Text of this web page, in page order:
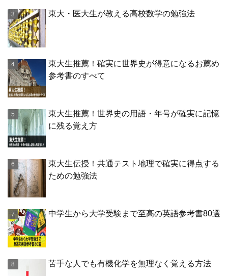
東大・医大生が教える高校数学の勉強法
東大生推薦！確実に世界史が得意になるお薦め
参考書のすべて
東大生推薦！世界史の用語・年号が確実に記憶
に残る覚え方
東大生伝授！共通テスト地理で確実に得点する
ための勉強法
中学生から大学受験まで至高の英語参考書80選
苦手な人でも有機化学を無理なく覚える方法